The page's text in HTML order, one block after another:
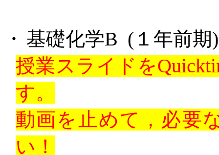
・ 基礎化学B ( １年前期)
授業スライドを
す。
動画を止めて，必要
い！